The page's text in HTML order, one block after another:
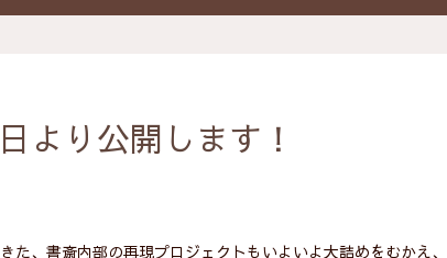
より公開します！
た、書斎内部の再現プロジェクトもいよいよ大詰めをむかえ